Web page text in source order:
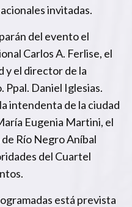
invitadas.
del evento el
Carlos A. Ferlise, el
y el director de la
Ppal. Daniel Iglesias.
intendenta de la ciudad
Eugenia Martini, el
Río Negro Aníbal
del Cuartel
está prevista